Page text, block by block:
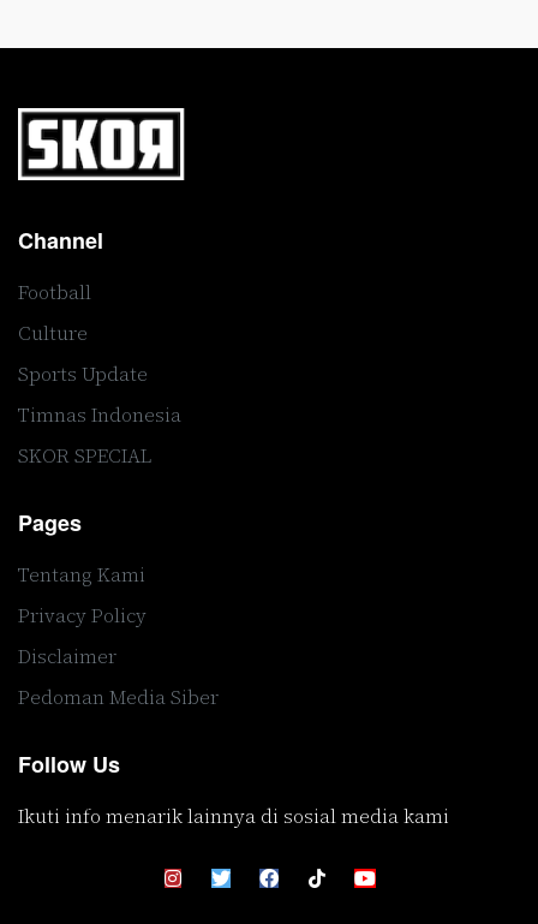
Channel
Football
Culture
Sports Update
Timnas Indonesia
SKOR SPECIAL
Pages
Tentang Kami
Privacy Policy
Disclaimer
Pedoman Media Siber
Follow Us
Ikuti info menarik lainnya di sosial media kami